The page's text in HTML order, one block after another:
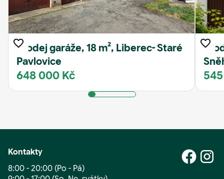
Prodej garáže, 18 m², Liberec- Staré
Pavlovice
648 000 Kč
Kontakty
8:00 - 20:00 (Po - Pá)